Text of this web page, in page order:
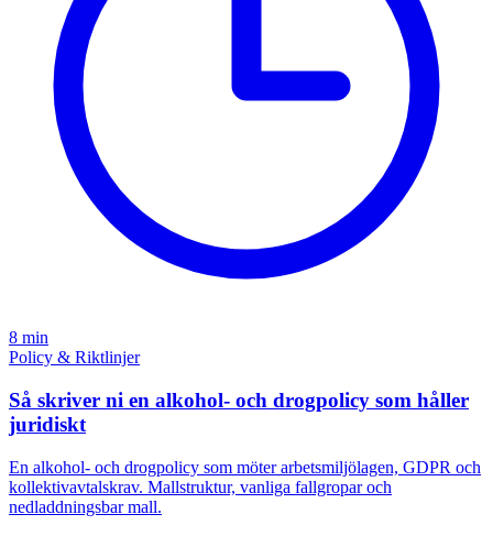
8 min
Policy & Riktlinjer
Så skriver ni en alkohol- och drogpolicy som håller
juridiskt
En alkohol- och drogpolicy som möter arbetsmiljölagen, GDPR och
kollektivavtalskrav. Mallstruktur, vanliga fallgropar och
nedladdningsbar mall.